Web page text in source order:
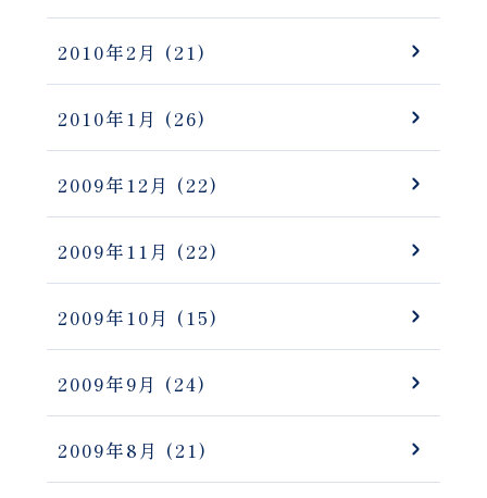
2010年2月 (21)
2010年1月 (26)
2009年12月 (22)
2009年11月 (22)
2009年10月 (15)
2009年9月 (24)
2009年8月 (21)